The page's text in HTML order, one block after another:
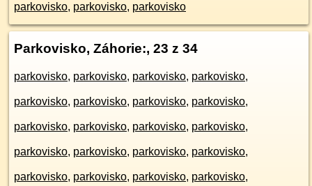
parkovisko, parkovisko, parkovisko
Parkovisko, Záhorie:, 23 z 34
parkovisko, parkovisko, parkovisko, parkovisko,
parkovisko, parkovisko, parkovisko, parkovisko,
parkovisko, parkovisko, parkovisko, parkovisko,
parkovisko, parkovisko, parkovisko, parkovisko,
parkovisko, parkovisko, parkovisko, parkovisko,